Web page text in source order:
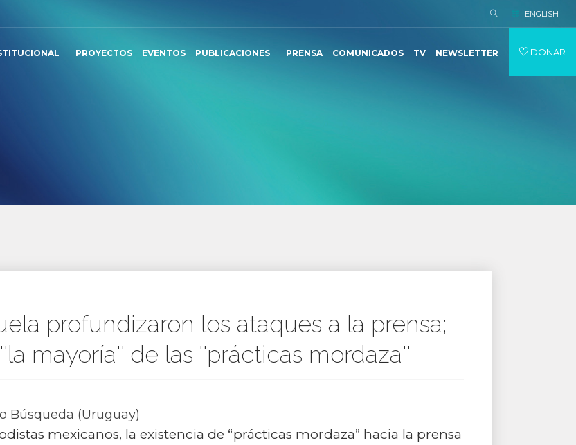
ENGLISH
PROYECTOS EVENTOS PUBLICACIONES PRENSA COMUNICADOS TV NEWSLETTER DONAR
profundizaron los ataques a la prensa;
mayoría'' de las ''prácticas mordaza''
Búsqueda (Uruguay)
mexicanos, la existencia de “prácticas mordaza” hacia la prensa